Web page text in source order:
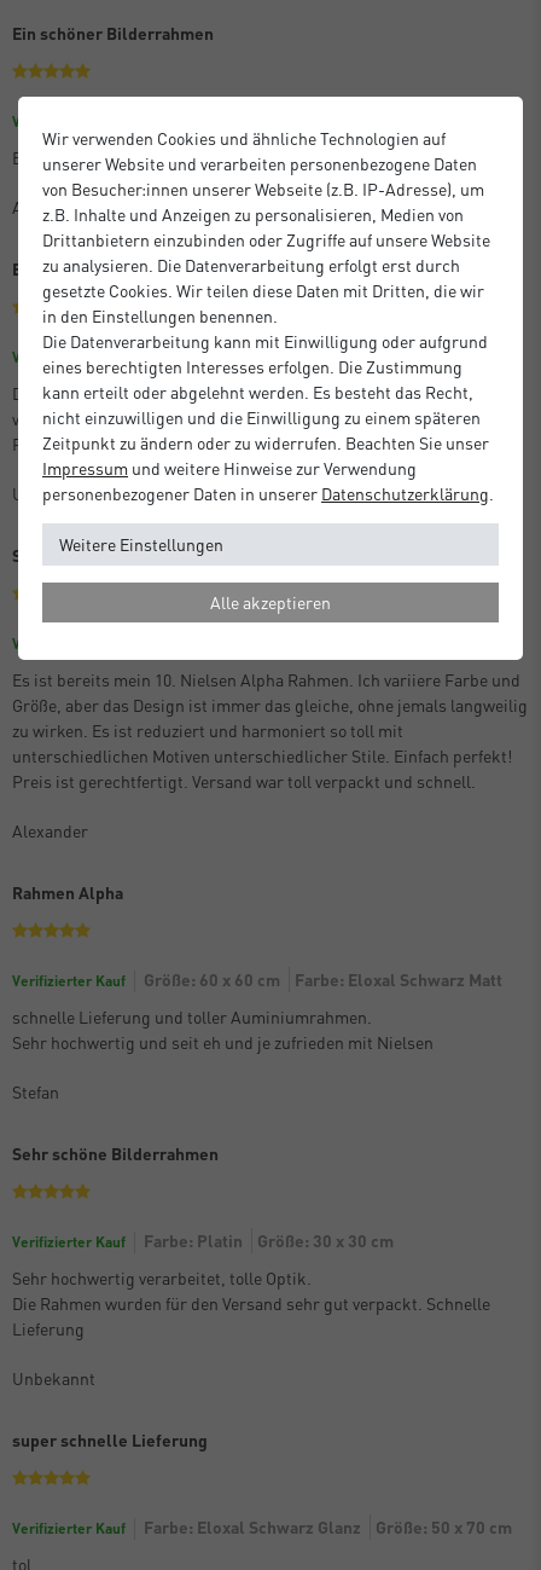
Ein schöner Bilderrahmen
Verifizierter Kauf
Es ist praktisch und schön, wenn auch etwas teuer.
Anton M.
Beste Qualität
Verifizierter Kauf Größe: 21 x 29,7 cm (A4)
Farbe: Silber Matt
Die bestellten Artikel entsprachen der Beschreibung, kamen perfekt
verpackt und sehr schnell an. Ganz hervorragende Qualität der
Produkte!
Unbekannt
Schon der 10. Alpha
Verifizierter Kauf
Es ist bereits mein 10. Nielsen Alpha Rahmen. Ich variiere Farbe und
Größe, aber das Design ist immer das gleiche, ohne jemals langweilig
zu wirken. Es ist reduziert und harmoniert so toll mit
unterschiedlichen Motiven unterschiedlicher Stile. Einfach perfekt!
Preis ist gerechtfertigt. Versand war toll verpackt und schnell.
Alexander
Rahmen Alpha
Verifizierter Kauf Größe: 60 x 60 cm
Farbe: Eloxal Schwarz Matt
schnelle Lieferung und toller Auminiumrahmen.
Sehr hochwertig und seit eh und je zufrieden mit Nielsen
Stefan
Sehr schöne Bilderrahmen
Verifizierter Kauf Farbe: Platin
Größe: 30 x 30 cm
Sehr hochwertig verarbeitet, tolle Optik.
Die Rahmen wurden für den Versand sehr gut verpackt. Schnelle
Lieferung
Unbekannt
super schnelle Lieferung
Verifizierter Kauf Farbe: Eloxal Schwarz Glanz
Größe: 50 x 70 cm
tol
Wir verwenden Cookies und ähnliche Technologien auf
unserer Website und verarbeiten personenbezogene Daten
von Besucher:innen unserer Webseite (z.B. IP-Adresse), um
z.B. Inhalte und Anzeigen zu personalisieren, Medien von
Drittanbietern einzubinden oder Zugriffe auf unsere Website
zu analysieren. Die Datenverarbeitung erfolgt erst durch
gesetzte Cookies. Wir teilen diese Daten mit Dritten, die wir
in den Einstellungen benennen.
Die Datenverarbeitung kann mit Einwilligung oder aufgrund
eines berechtigten Interesses erfolgen. Die Zustimmung
kann erteilt oder abgelehnt werden. Es besteht das Recht,
nicht einzuwilligen und die Einwilligung zu einem späteren
Zeitpunkt zu ändern oder zu widerrufen. Beachten Sie unser
Impressum und weitere Hinweise zur Verwendung
personenbezogener Daten in unserer Daten­schutz­erklärung
Weitere Einstellungen
Alle akzeptieren